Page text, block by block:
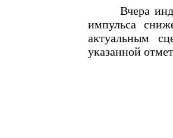
Вчера
импульса
актуальным
указанной